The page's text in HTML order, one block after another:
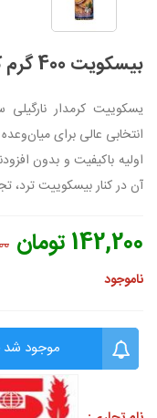
بیسکویت 400 گرم کرمدار نارگیلی سلامت
یسکوییت کرمدار نارگیلی
انتخابی عالی برای
اولیه باکیفیت و بدون
آن در کنار بیسکوییت
142,200 تومان
ناموجود
موجود